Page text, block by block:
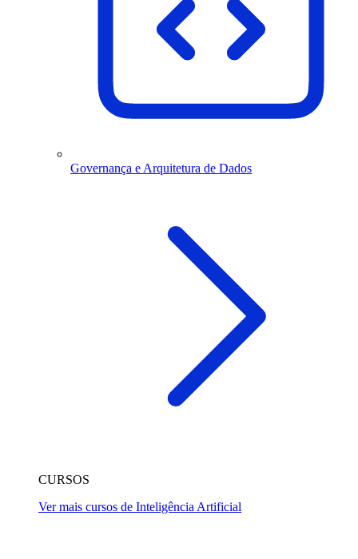
Governança e Arquitetura de Dados
CURSOS
Ver mais cursos de Inteligência Artificial